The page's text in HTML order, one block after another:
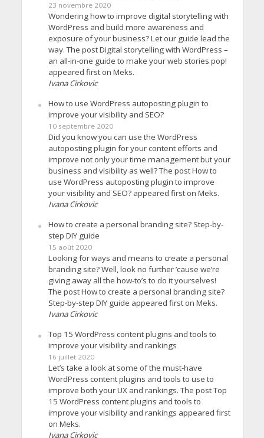
23 novembre 2020
Wondering how to improve digital storytelling with
WordPress and build more awareness and
exposure of your business? Let our guide lead the
way. The post Digital storytelling with WordPress –
an all-in-one guide to make your web stories pop!
appeared first on Meks.
Ivana Cirkovic
How to use WordPress autoposting plugin to
improve your visibility and SEO?
10 septembre 2020
Did you know you can use the WordPress
autoposting plugin for your content efforts and
improve not only your time management but your
business and visibility as well? The post How to
use WordPress autoposting plugin to improve
your visibility and SEO? appeared first on Meks.
Ivana Cirkovic
How to create a personal branding site? Step-by-
step DIY guide
15 août 2020
Looking for ways and means to create a personal
branding site? Well, look no further ’cause we’re
giving away all the how-to’s to do it yourselves!
The post How to create a personal branding site?
Step-by-step DIY guide appeared first on Meks.
Ivana Cirkovic
Top 15 WordPress content plugins and tools to
improve your visibility and rankings
16 juillet 2020
Let’s take a look at some of the must-have
WordPress content plugins and tools to use to
improve both your UX and rankings. The post Top
15 WordPress content plugins and tools to
improve your visibility and rankings appeared first
on Meks.
Ivana Cirkovic